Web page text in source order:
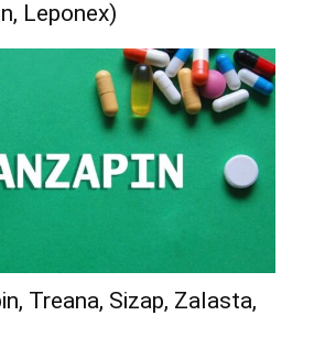
Leponex)
Treana, Sizap, Zalasta,